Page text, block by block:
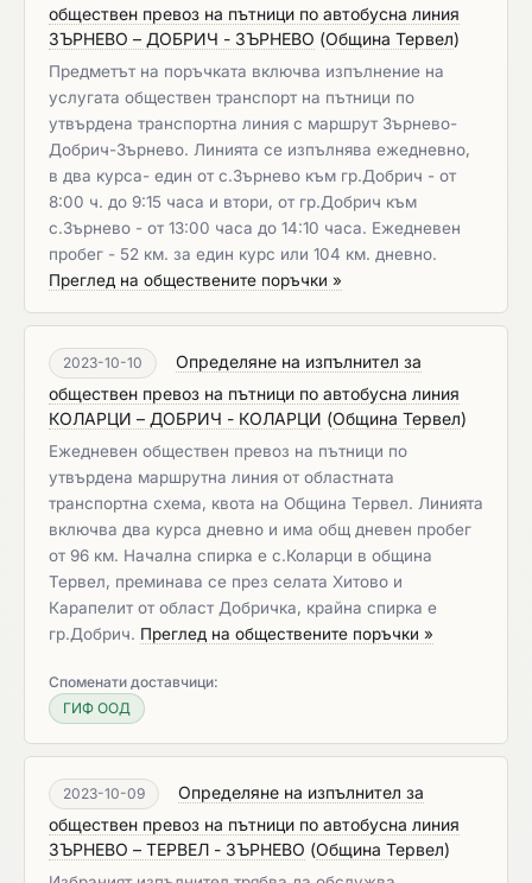
обществен превоз на пътници по автобусна линия
ЗЪРНЕВО – ДОБРИЧ - ЗЪРНЕВО (Община Тервел)
Предметът на поръчката включва изпълнение на
услугата обществен транспорт на пътници по
утвърдена транспортна линия с маршрут Зърнево-
Добрич-Зърнево. Линията се изпълнява ежедневно,
в два курса- един от с.Зърнево към гр.Добрич - от
8:00 ч. до 9:15 часа и втори, от гр.Добрич към
с.Зърнево - от 13:00 часа до 14:10 часа. Ежедневен
пробег - 52 км. за един курс или 104 км. дневно.
Преглед на обществените поръчки »
2023-10-10
Определяне на изпълнител за
обществен превоз на пътници по автобусна линия
КОЛАРЦИ – ДОБРИЧ - КОЛАРЦИ (Община Тервел)
Ежедневен обществен превоз на пътници по
утвърдена маршрутна линия от областната
транспортна схема, квота на Община Тервел. Линията
включва два курса дневно и има общ дневен пробег
от 96 км. Начална спирка е с.Коларци в община
Тервел, преминава се през селата Хитово и
Карапелит от област Добричка, крайна спирка е
гр.Добрич. Преглед на обществените поръчки »
Споменати доставчици:
ГИФ ООД
2023-10-09
Определяне на изпълнител за
обществен превоз на пътници по автобусна линия
ЗЪРНЕВО – ТЕРВЕЛ - ЗЪРНЕВО (Община Тервел)